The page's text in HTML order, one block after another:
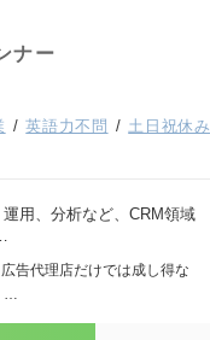
ナー
英語力不問 土日祝休み
用、分析など、CRM領域
告代理店だけでは成し得な